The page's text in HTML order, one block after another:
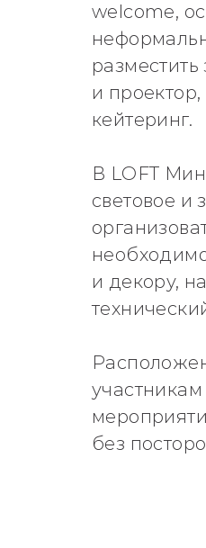
welcome,
и
кейтеринг.
В LOFT
световое и
и декору,
без